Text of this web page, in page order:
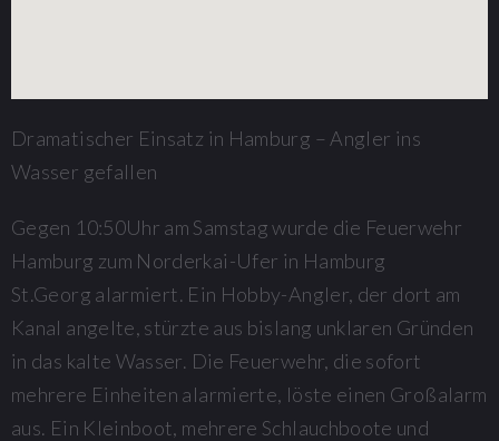
Dramatischer Einsatz in Hamburg – Angler ins
Wasser gefallen
Gegen 10:50Uhr am Samstag wurde die Feuerwehr
Hamburg zum Norderkai-Ufer in Hamburg
St.Georg alarmiert. Ein Hobby-Angler, der dort am
Kanal angelte, stürzte aus bislang unklaren Gründen
in das kalte Wasser. Die Feuerwehr, die sofort
mehrere Einheiten alarmierte, löste einen Großalarm
aus. Ein Kleinboot, mehrere Schlauchboote und